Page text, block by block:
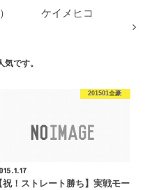
付） ケイメヒコ
気です。
201501全豪
祝！ストレート勝ち】実戦モー